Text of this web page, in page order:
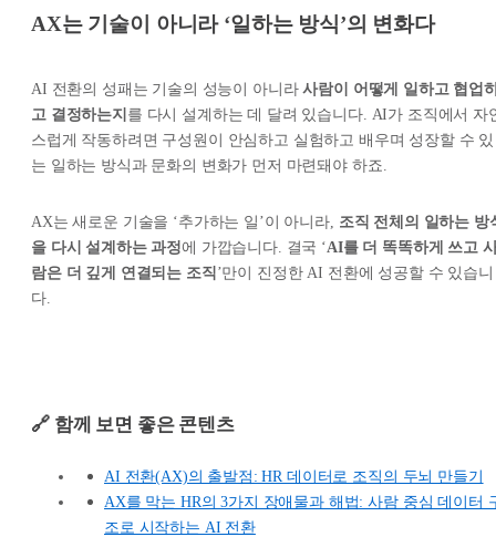
AX는 기술이 아니라 ‘일하는 방식’의 변화다
AI 전환의 성패는 기술의 성능이 아니라사람이 어떻게 일하고 협업
고 결정하는지 를 다시 설계하는 데 달려 있습니다. AI가 조직에서 자
스럽게 작동하려면 구성원이 안심하고 실험하고 배우며 성장할 수 있
는 일하는 방식과 문화의 변화가 먼저 마련돼야 하죠.
AX는 새로운 기술을 ‘추가하는 일’이 아니라, 조직 전체의 일하는 방
을 다시 설계하는 과정에 가깝습니다. 결국 ‘AI를 더 똑똑하게 쓰고
람은 더 깊게 연결되는 조직 ’만이 진정한 AI 전환에 성공할 수 있습니
다.
🔗 함께 보면 좋은 콘텐츠
AI 전환(AX)의 출발점: HR 데이터로 조직의 두뇌 만들기
AX를 막는 HR의 3가지 장애물과 해법: 사람 중심 데이터
조로 시작하는 AI 전환